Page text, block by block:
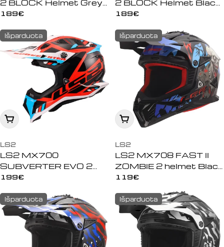
2 BLOCK Helmet Grey
Red
Įprasta
189€
2 BLOCK Helmet Black
Red Blue
Įprasta
189€
Išparduota
Peržiūrėti
LS2
LS2 MX700
SUBVERTER EVO 2
STOMP Helmet White
Įprasta
199€
Išparduota
Peržiūrėti
LS2
LS2 MX708 FAST II
ZOMBIE 2 helmet Black
Red Blue
Įprasta
119€
Išparduota Išparduota